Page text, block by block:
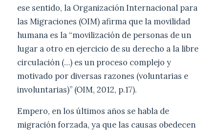
ese sentido, la Organización Internacional para
las Migraciones (OIM) afirma que la movilidad
humana es la “movilización de personas de un
lugar a otro en ejercicio de su derecho a la libre
circulación (…) es un proceso complejo y
motivado por diversas razones (voluntarias e
involuntarias)” (OIM, 2012, p.17).
Empero, en los últimos años se habla de
migración forzada, ya que las causas obedecen